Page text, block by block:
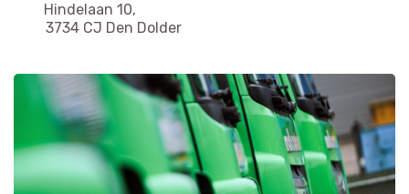
Hindelaan 10,
3734 CJ Den Dolder